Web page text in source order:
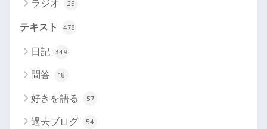
ラジオ 25
テキスト 478
日記 349
問答 18
好きを語る 57
過去ブログ 54